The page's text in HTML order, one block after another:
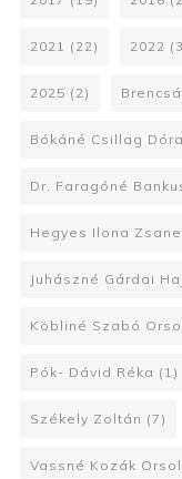
2021 (22) 2022
2025 (2)
Bókáné Csillag Dóra
Dr. Faragóné
Hegyes Ilona
Juhászné Gárdai
Köbliné Szabó
Pók- Dávid Réka (1)
Székely Zoltán (7)
Vassné Kozák